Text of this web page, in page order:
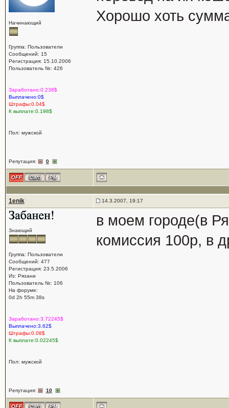
Начинающий
Группа: Пользователи
Сообщений: 15
Регистрация: 15.10.2006
Пользователь №: 426
Заработано:0.238$
Выплачено:0$
Штрафы:0.04$
К выплате:0.198$
Пол: мужской
Репутация: 0
Хорошо хоть
1enik 14.3.2007, 19:17
Знающий
Группа: Пользователи
Сообщений: 477
Регистрация: 23.5.2006
Из: Рязани
Пользователь №: 106
На форуме:
0d 2h 55m 38s
Заработано:3.72245$
Выплачено:3.62$
Штрафы:0.08$
К выплате:0.02245$
Пол: мужской
Репутация: 10
в моем городе(в
комиссия 100р, в